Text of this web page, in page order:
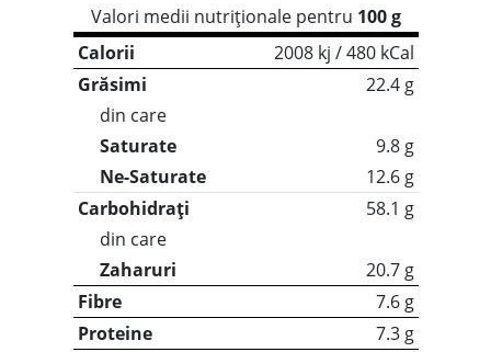
Valori medii nutriționale pentru 100 g
Calorii
2008 kj / 480 kCal
Grăsimi
22.4 g
din care
Saturate
9.8 g
Ne-Saturate
12.6 g
Carbohidrați
58.1 g
din care
Zaharuri
20.7 g
Fibre
7.6 g
Proteine
7.3 g